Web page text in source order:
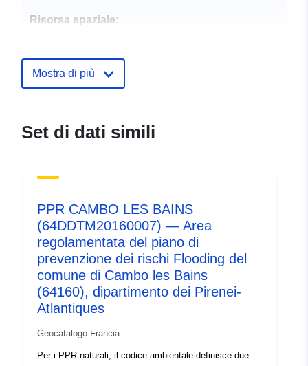
Risorsa spaziale:
19487b055f39
Tipo:
Risorsa:
http://inspire.ec.europa.eu/
codelist/SpatialDataServiceType/
Mostra di più
Set di dati simili
PPR CAMBO LES BAINS
(64DDTM20160007) — Area
regolamentata del piano di
prevenzione dei rischi Flooding del
comune di Cambo les Bains
(64160), dipartimento dei Pirenei-
Atlantiques
Geocatalogo Francia
Per i PPR naturali, il codice ambientale definisce due